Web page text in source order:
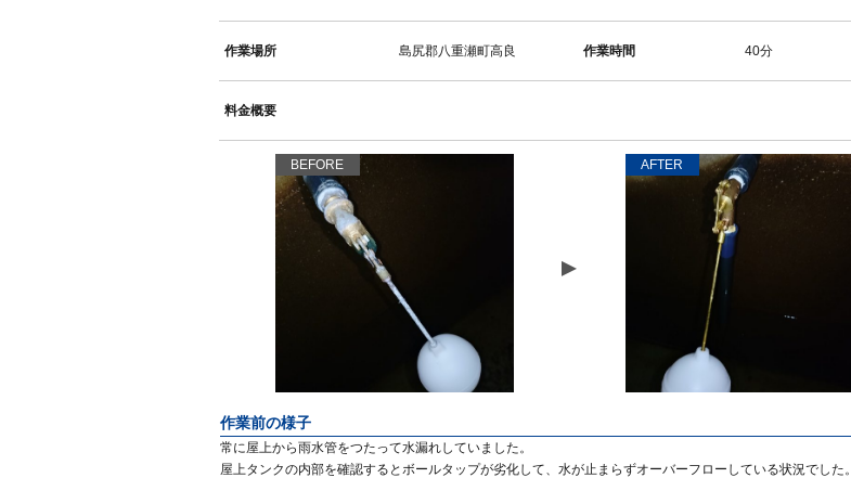
作業場所 島尻郡八重瀬町高良 作業時間 40分
料金概要
BEFORE AFTER
作業前の様子
常に屋上から雨水管をつたって水漏れしていました。
屋上タンクの内部を確認するとボールタップが劣化して、水が止まらずオーバーフローしている状況でした。